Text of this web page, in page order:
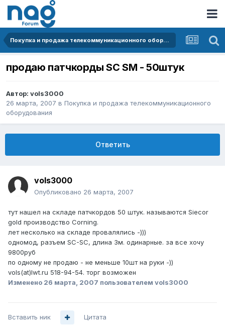
Покупка и продажа телекоммуникационного оборудования
продаю патчкорды SC SM - 50штук
Автор: vols3000
26 марта, 2007 в Покупка и продажа телекоммуникационного
оборудования
Ответить
vols3000
Опубликовано 26 марта, 2007
тут нашел на складе патчкордов 50 штук. называются Siecor
gold производство Corning.
лет несколько на складе провалялись -)))
одномод, разъем SC-SC, длина 3м. одинарные. за все хочу
9800руб
по одному не продаю - не меньше 10шт на руки -))
vols(at)lwt.ru 518-94-54. торг возможен
Изменено 26 марта, 2007 пользователем vols3000
Вставить ник Цитата